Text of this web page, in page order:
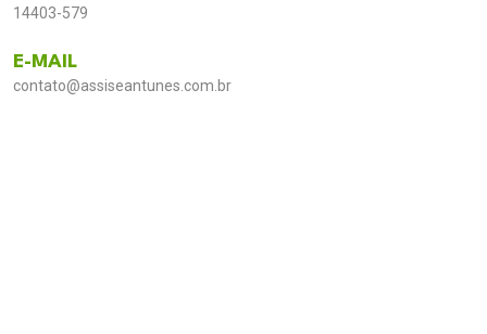
14403-579
E-MAIL
contato@assiseantunes.com.br